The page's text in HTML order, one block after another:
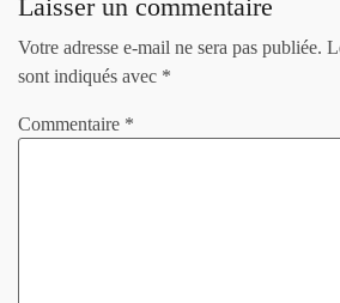
Laisser un commentaire
Votre adresse e-mail ne sera pas publiée.
sont indiqués avec *
Commentaire *